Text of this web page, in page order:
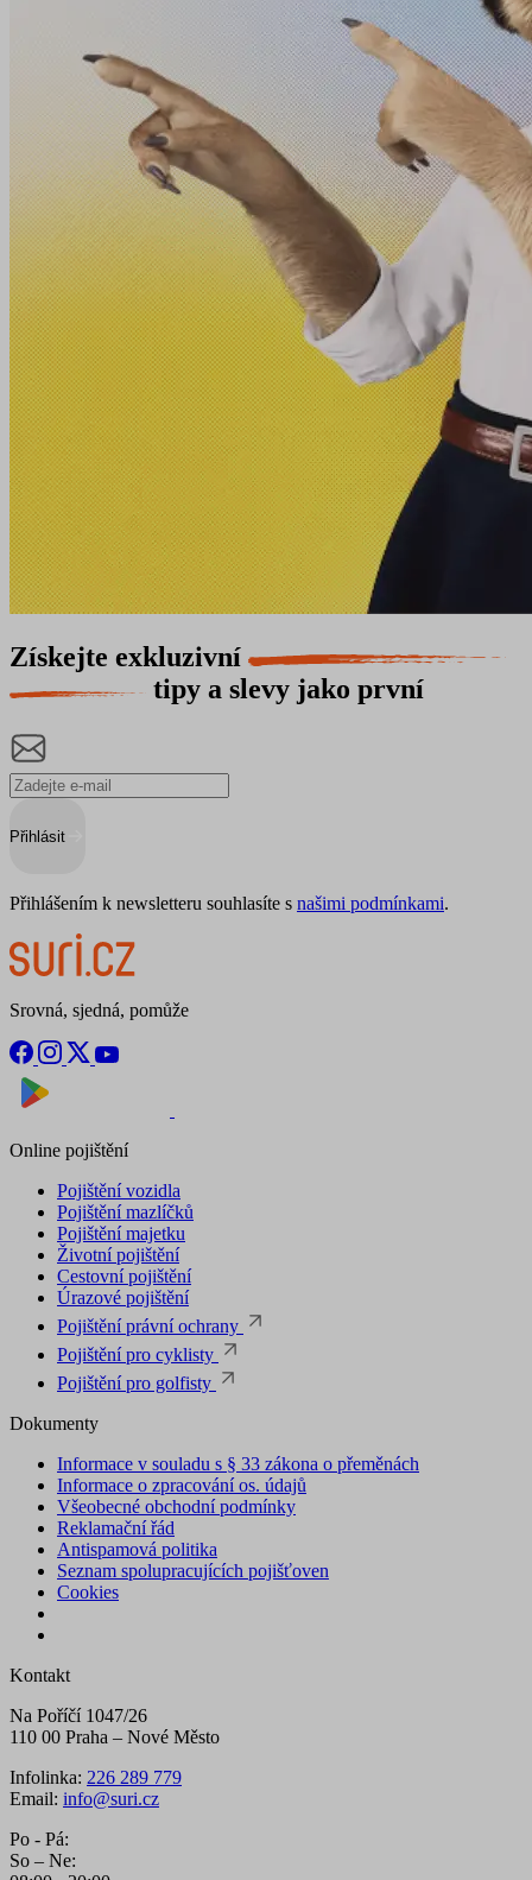
Získejte exkluzivní
tipy a slevy jako první
Přihlásit
Přihlášením k newsletteru souhlasíte s našimi podmínkami.
Srovná, sjedná, pomůže
Online pojištění
Pojištění vozidla
Pojištění mazlíčků
Pojištění majetku
Životní pojištění
Cestovní pojištění
Úrazové pojištění
Pojištění právní ochrany
Pojištění pro cyklisty
Pojištění pro golfisty
Dokumenty
Informace v souladu s § 33 zákona o přeměnách
Informace o zpracování os. údajů
Všeobecné obchodní podmínky
Reklamační řád
Antispamová politika
Seznam spolupracujících pojišťoven
Cookies
Kontakt
Na Poříčí 1047/26
110 00 Praha – Nové Město
Infolinka: 226 289 779
Email: info@suri.cz
Po - Pá:
So – Ne: